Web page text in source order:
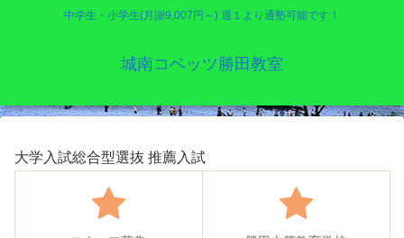
中学生・小学生(月謝9,007円～) 週１より通塾可能です！
城南コベッツ勝田教室
大学入試総合型選抜 推薦入試